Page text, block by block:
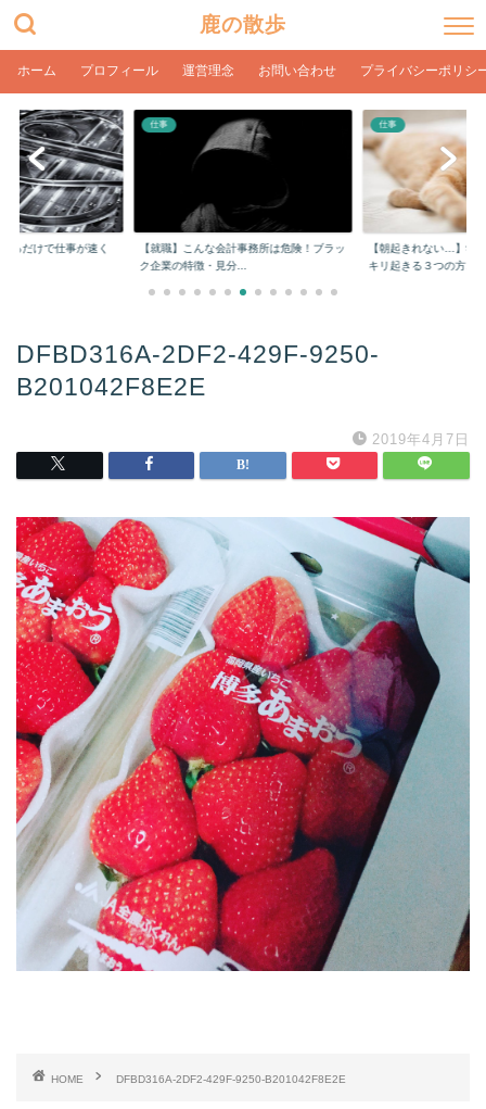
鹿の散歩
ホーム プロフィール 運営理念 お問い合わせ プライバシーポリシ
るだけで仕事が速く
仕事
【就職】こんな会計事務所は危険！ブラッ
ク企業の特徴・見分...
仕事
【朝起きれない…】学
キリ起きる３つの方...
DFBD316A-2DF2-429F-9250-
B201042F8E2E
2019年4月7日
HOME DFBD316A-2DF2-429F-9250-B201042F8E2E